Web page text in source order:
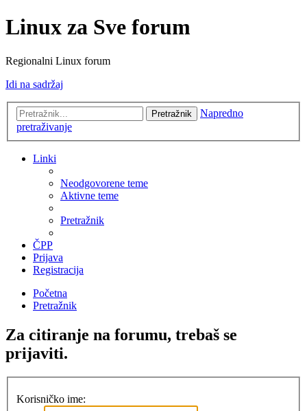
Linux za Sve forum
Regionalni Linux forum
Idi na sadržaj
Pretražnik
Napredno
pretraživanje
Linki
Neodgovorene teme
Aktivne teme
Pretražnik
ČPP
Prijava
Registracija
Početna
Pretražnik
Za citiranje na forumu, trebaš se
prijaviti.
Korisničko ime: